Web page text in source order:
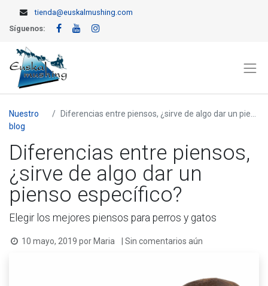
tienda@euskalmushing.com
Síguenos:
Nuestro
blog
Diferencias entre piensos, ¿sirve de algo dar un pienso específico?
Diferencias entre piensos,
¿sirve de algo dar un
pienso específico?
Elegir los mejores piensos para perros y gatos
10 mayo, 2019 por Maria | Sin comentarios aún